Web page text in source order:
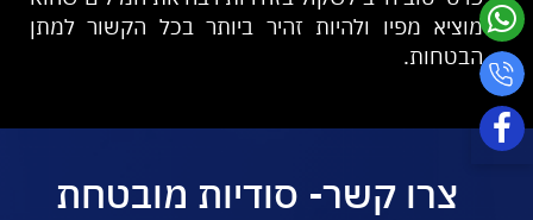
מוציא מפיו ולהיות זהיר ביותר בכל הקשור למתן
הבטחות.
צרו קשר- סודיות מובטחת